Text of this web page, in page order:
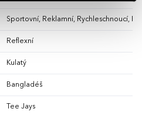
Sportovní, Reklamní, Rychleschnoucí,
Reflexní
Kulatý
Bangladéš
Tee Jays